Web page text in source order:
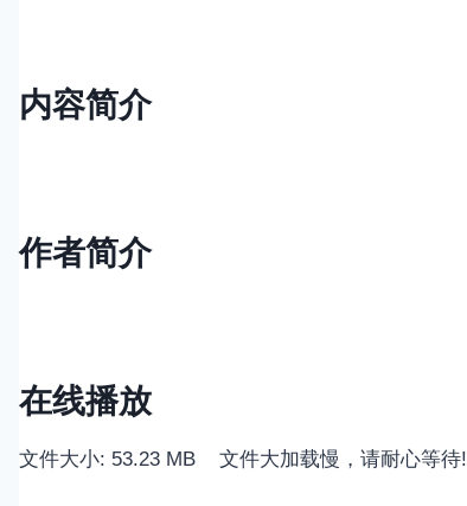
内容简介
作者简介
在线播放
文件大小: 53.23 MB 文件大加载慢，请耐心等待!